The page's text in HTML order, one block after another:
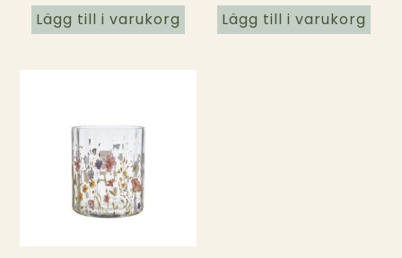
Lägg till i varukorg Lägg till i varukorg